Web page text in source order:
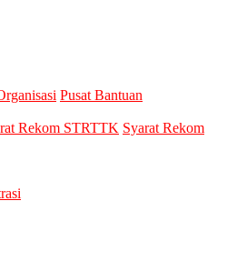
Pusat Bantuan
Rekom STRTTK Syarat Rekom